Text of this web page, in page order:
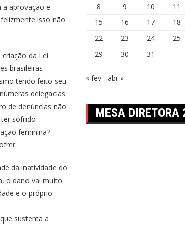
a aprovação e
isso não
da Lei
brasileiras
tendo feito seu
delegacias
de denúncias não
sofrido
feminina?
da inatividade do
o dano vai muito
e o próprio
sustenta a
8
9 10 11
15
16 17 18
22
23 24 25
29
30 31
« fev abr »
MESA DIRETORA